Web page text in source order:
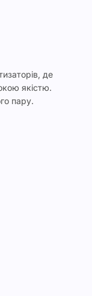
де
якістю.
пару.